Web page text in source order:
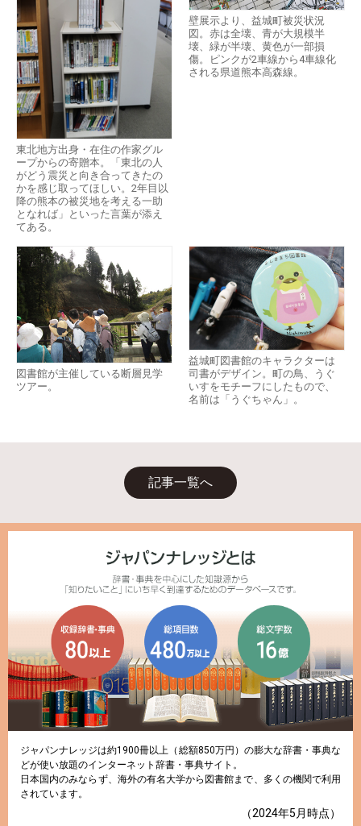
東北地方出身・在住の作家グル
ープからの寄贈本。「東北の人
がどう震災と向き合ってきたの
かを感じ取ってほしい。2年目以
降の熊本の被災地を考える一助
となれば」といった言葉が添え
てある。
壁展示より、益城町被災状況
図。赤は全壊、青が大規模半
壊、緑が半壊、黄色が一部損
傷。ピンクが2車線から4車線化
される県道熊本高森線。
図書館が主催している断層見学
ツアー。
益城町図書館のキャラクターは
司書がデザイン。町の鳥、うぐ
いすをモチーフにしたもので、
名前は「うぐちゃん」。
記事一覧へ
ジャパンナレッジは約1900冊以上（総額850万円）の膨大な辞書・事典な
どが使い放題のインターネット辞書・事典サイト。
日本国内のみならず、海外の有名大学から図書館まで、多くの機関で利用
されています。
（2024年5月時点）